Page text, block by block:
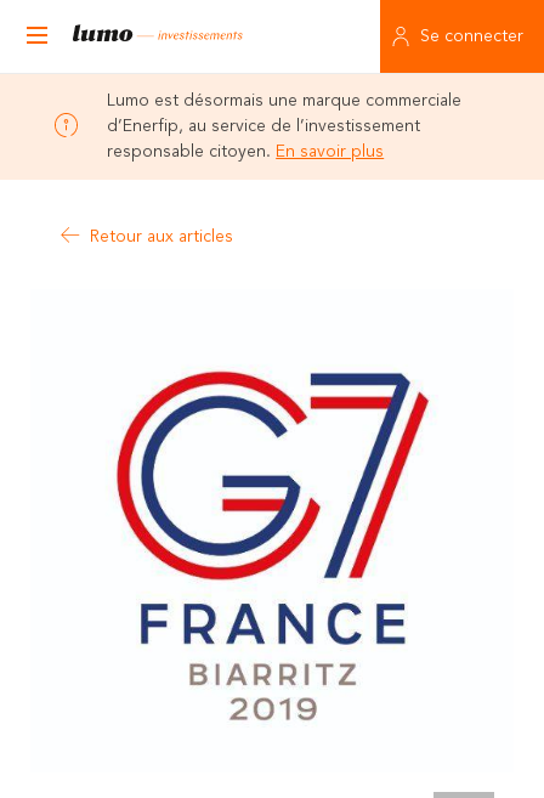
Se connecter
Lumo est désormais une marque commerciale
d’Enerfip, au service de l’investissement
responsable citoyen. En savoir plus
Retour aux articles